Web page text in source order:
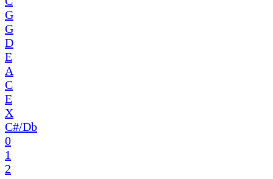
G
G
D
E
A
C
E
X
C#/Db
0
1
2